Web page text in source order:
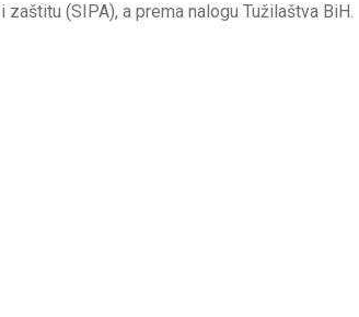
(SIPA), a prema nalogu Tužilaštva BiH.